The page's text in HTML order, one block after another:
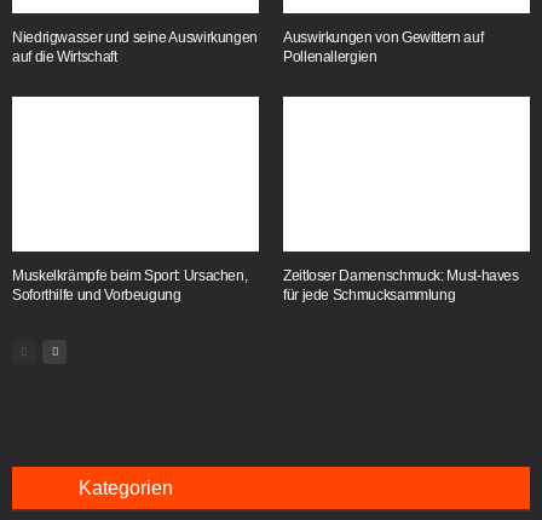
Niedrigwasser und seine Auswirkungen
auf die Wirtschaft
Auswirkungen von Gewittern auf
Pollenallergien
Muskelkrämpfe beim Sport: Ursachen,
Soforthilfe und Vorbeugung
Zeitloser Damenschmuck: Must-haves
für jede Schmucksammlung
Kategorien